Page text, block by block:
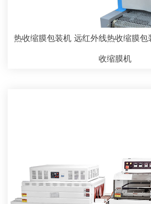
热收缩膜包装机 远红外线热收缩膜
收缩膜机